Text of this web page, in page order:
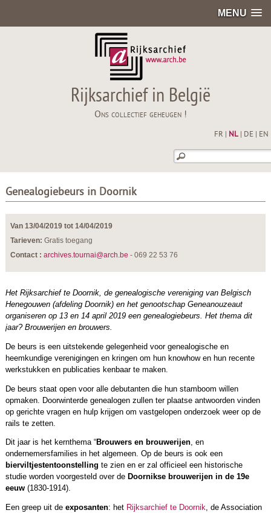
MENU
Rijksarchief in België
Ons collectief geheugen !
FR NL| DE EN
Genealogiebeurs in Doornik
Van 13/04/2019 tot 14/04/2019
Tarieven: Gratis toegang
Contact : archives.tournai@arch.be - 069 22 53 76
Het Rijksarchief te Doornik, de genealogische vereniging van Belgisch
Henegouwen (afdeling Doornik) en het genootschap Geneanouzeaut
organiseren op 13 en 14 april 2019 een genealogiebeurs. Het thema dit
jaar? Brouwerijen en brouwers.
De beurs is een uitstekende gelegenheid voor genealogische en
heemkundige verenigingen en kringen om hun knowhow en hun recente
werkstukken en publicaties kenbaar te maken.
De beurs staat open voor alle debutanten die hun stamboom willen
opmaken. Doorwinterde genealogen zullen ter plaatse antwoorden vinden
op gerichte vragen en hulp krijgen om vastgelopen onderzoek weer op de
rails te zetten.
Dit jaar is het kernthema “Brouwers en brouwerijen, en
ondernemersfamilies in het algemeen. Op de beurs is ook een
bierviltjestentoonstelling te zien en er zal officieel een historische
studie worden voorgesteld over de Doornikse brouwerijen in de 19e
eeuw(1830-1914).
Een greep uit de exposanten: het Rijksarchief te Doornik, de Association